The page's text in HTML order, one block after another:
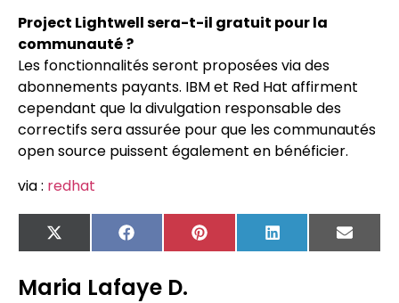
Project Lightwell sera-t-il gratuit pour la
communauté ?
Les fonctionnalités seront proposées via des
abonnements payants. IBM et Red Hat affirment
cependant que la divulgation responsable des
correctifs sera assurée pour que les communautés
open source puissent également en bénéficier.
via : redhat
X
(Twitter)
FacebookPinterest LinkedIn Email
Maria Lafaye D.